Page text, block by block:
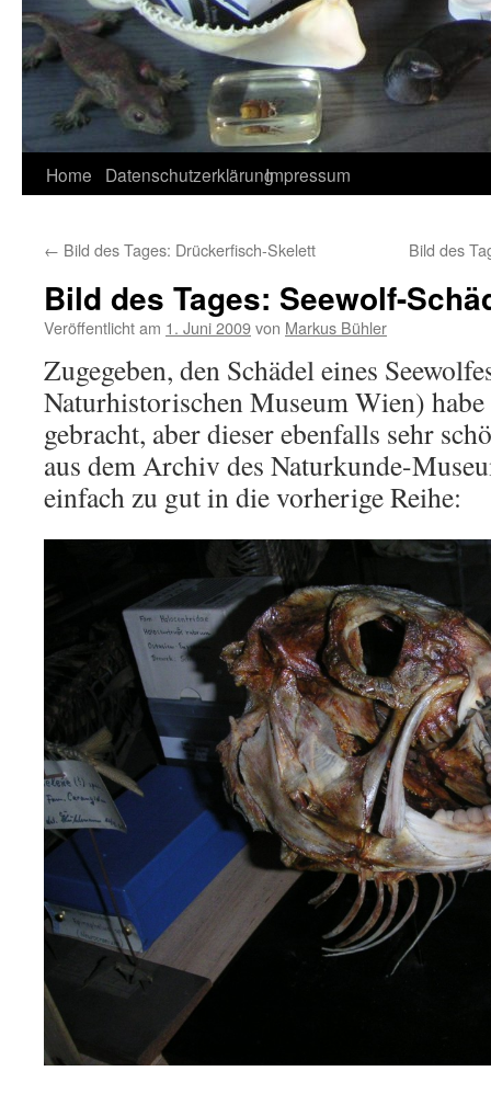
Home DatenschutzerklärungImpressum
← Bild des Tages: Drückerfisch-Skelett Bild des
Bild des Tages: Seewolf-
Veröffentlicht am 1. Juni 2009von Markus Bühler
Zugegeben, den Schädel eines
Naturhistorischen Museum Wien)
gebracht, aber dieser ebenfalls sehr
aus dem Archiv des Naturkunde-
einfach zu gut in die vorherige Reihe: